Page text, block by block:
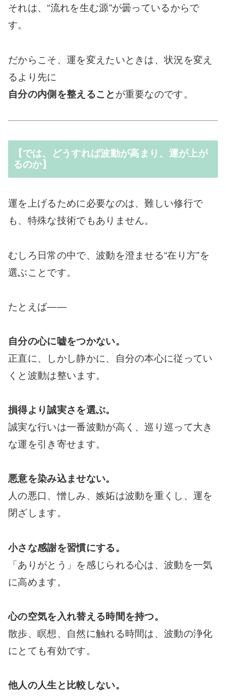
それは、“流れを生む源”が曇っているからで
す。
だからこそ、運を変えたいときは、状況を変え
るより先に
自分の内側を整えること が重要なのです。
【では、どうすれば波動が高まり、運が上が
るのか】
運を上げるために必要なのは、難しい修行で
も、特殊な技術でもありません。
むしろ日常の中で、波動を澄ませる“在り方”を
選ぶことです。
たとえば――
自分の心に嘘をつかない。
正直に、しかし静かに、自分の本心に従ってい
くと波動は整います。
損得より誠実さを選ぶ。
誠実な行いは一番波動が高く、巡り巡って大き
な運を引き寄せます。
悪意を染み込ませない。
人の悪口、憎しみ、嫉妬は波動を重くし、運を
閉ざします。
小さな感謝を習慣にする。
「ありがとう」を感じられる心は、波動を一気
に高めます。
心の空気を入れ替える時間を持つ。
散歩、瞑想、自然に触れる時間は、波動の浄化
にとても有効です。
他人の人生と比較しない。